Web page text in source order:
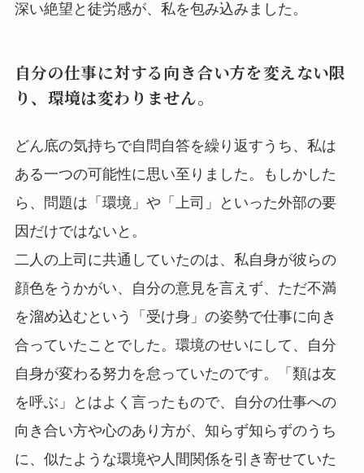
深い絶望と徒労感が、私を包み込みました。
自分の仕事に対する向き合い方を変えない限
り、環境は変わりません。
どん底の気持ちで自問自答を繰り返すうち、私は
ある一つの可能性に思い至りました。もしかした
ら、問題は「環境」や「上司」といった外部の要
因だけではないと。
二人の上司に共通していたのは、私自身が彼らの
顔色をうかがい、自分の意見を言えず、ただ不満
を溜め込むという「受け身」の姿勢で仕事に向き
合っていたことでした。環境のせいにして、自分
自身が変わる努力を怠っていたのです。「類は友
を呼ぶ」とはよく言ったもので、自分の仕事への
向き合い方や心のあり方が、知らず知らずのうち
に、似たような環境や人間関係を引き寄せていた